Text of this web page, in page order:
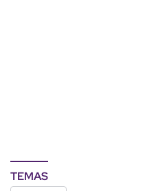
TEMAS